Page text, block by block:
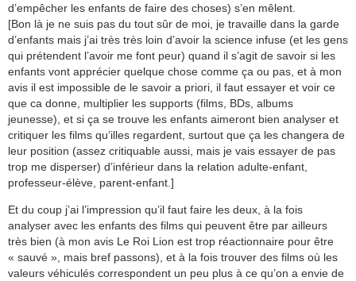
d’empêcher les enfants de faire des choses) s’en mêlent.
[Bon là je ne suis pas du tout sûr de moi, je travaille dans la garde
d’enfants mais j’ai très très loin d’avoir la science infuse (et les gens
qui prétendent l’avoir me font peur) quand il s’agit de savoir si les
enfants vont apprécier quelque chose comme ça ou pas, et à mon
avis il est impossible de le savoir a priori, il faut essayer et voir ce
que ca donne, multiplier les supports (films, BDs, albums
jeunesse), et si ça se trouve les enfants aimeront bien analyser et
critiquer les films qu’illes regardent, surtout que ça les changera de
leur position (assez critiquable aussi, mais je vais essayer de pas
trop me disperser) d’inférieur dans la relation adulte-enfant,
professeur-élève, parent-enfant.]
Et du coup j’ai l’impression qu’il faut faire les deux, à la fois
analyser avec les enfants des films qui peuvent être par ailleurs
très bien (à mon avis Le Roi Lion est trop réactionnaire pour être
« sauvé », mais bref passons), et à la fois trouver des films où les
valeurs véhiculés correspondent un peu plus à ce qu’on a envie de